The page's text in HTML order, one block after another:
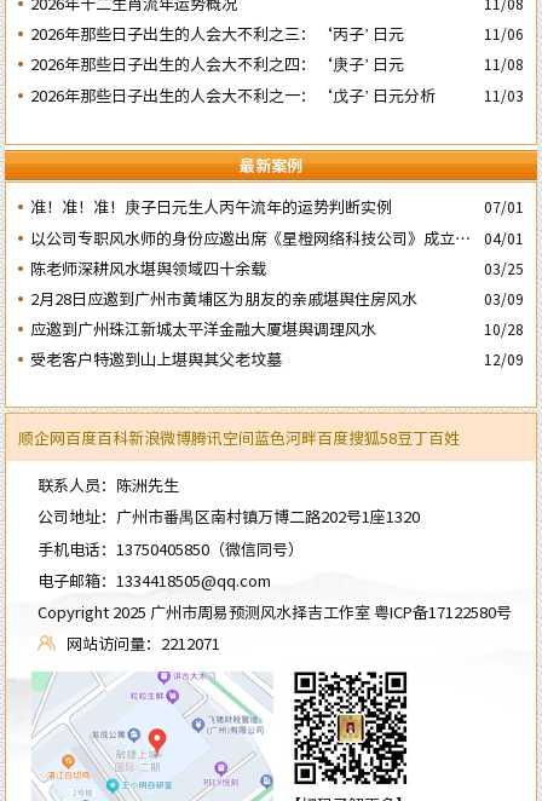
2026年那些日子出生的人会大不利之三：‘丙子’ 日元 11/06
2026年那些日子出生的人会大不利之四：‘庚子’ 日元 11/08
2026年那些日子出生的人会大不利之一：‘戊子’ 日元分析 11/03
最新案例
准！准！准！庚子日元生人丙午流年的运势判断实例
07/01
以公司专职风水师的身份应邀出席《星橙网络科技公司》成立5
周年庆典
04/01
陈老师深耕风水堪舆领域四十余载 03/25
2月28日应邀到广州市黄埔区为朋友的亲戚堪舆住房风水 03/09
应邀到广州珠江新城太平洋金融大厦堪舆调理风水 10/28
受老客户特邀到山上堪舆其父老坟墓 12/09
顺企网百度百科新浪微博腾讯空间蓝色河畔百度搜狐58豆丁百姓
联系人员：陈洲先生
公司地址：广州市番禺区南村镇万博二路202号1座1320
手机电话： 13750405850（微信同号）
电子邮箱： 1334418505@qq.com
Copyright 2025 广州市周易预测风水择吉工作室粤ICP备17122580号
网站访问量：2212071